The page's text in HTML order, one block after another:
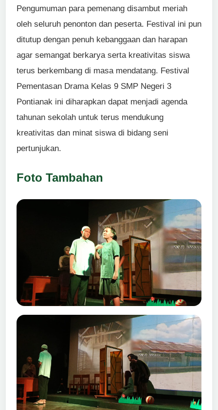
Pengumuman para pemenang disambut meriah
oleh seluruh penonton dan peserta. Festival ini pun
ditutup dengan penuh kebanggaan dan harapan
agar semangat berkarya serta kreativitas siswa
terus berkembang di masa mendatang. Festival
Pementasan Drama Kelas 9 SMP Negeri 3
Pontianak ini diharapkan dapat menjadi agenda
tahunan sekolah untuk terus mendukung
kreativitas dan minat siswa di bidang seni
pertunjukan.
Foto Tambahan